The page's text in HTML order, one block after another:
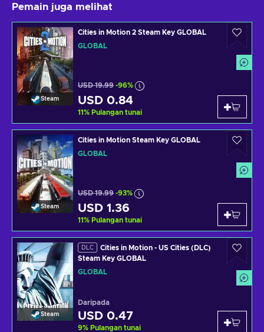
Pemain juga melihat
Steam
Cities in Motion 2 Steam Key GLOBAL
GLOBAL
USD 19.99 -96%
USD 0.84
11% Pulangan tunai
Steam
Cities in Motion Steam Key GLOBAL
GLOBAL
USD 19.99 -93%
USD 1.36
11% Pulangan tunai
Steam
DLC
Cities in Motion - US Cities (DLC)
Steam Key GLOBAL
GLOBAL
Daripada
USD 0.47
9% Pulangan tunai